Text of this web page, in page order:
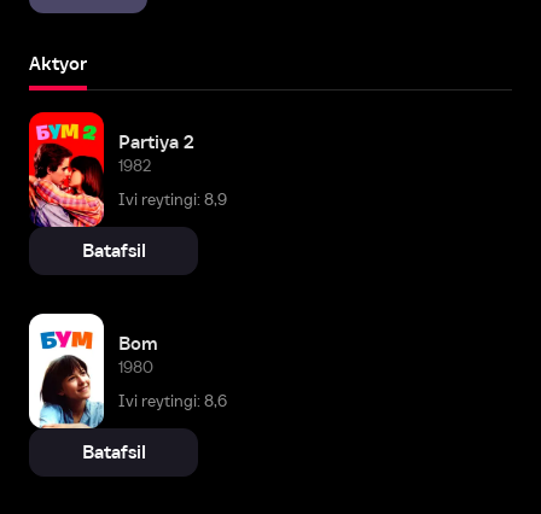
Aktyor
Partiya 2
1982
Ivi reytingi: 8,9
Batafsil
Bom
1980
Ivi reytingi: 8,6
Batafsil